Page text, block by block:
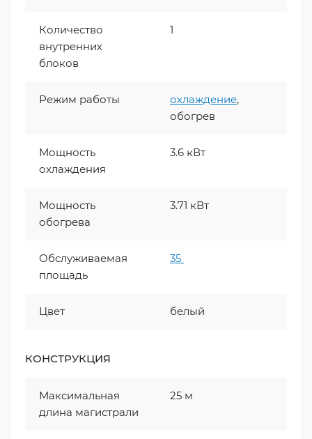
Количество
внутренних
блоков
1
Режим работы охлаждение,
обогрев
Мощность
охлаждения
3.6 кВт
Мощность
обогрева
3.71 кВт
Обслуживаемая
площадь
35
Цвет белый
КОНСТРУКЦИЯ
Максимальная
длина магистрали
25 м